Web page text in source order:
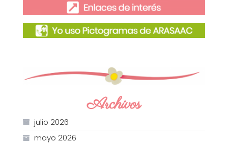
Archivos
julio 2026
mayo 2026